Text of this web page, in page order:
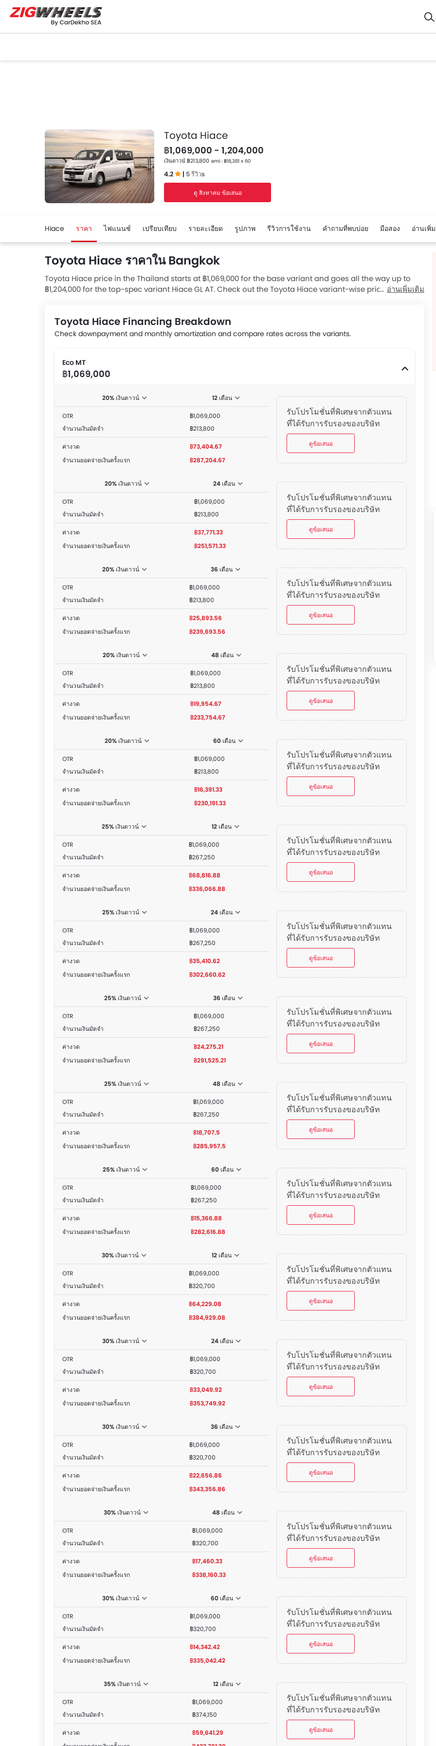
Toyota Hiace
฿1,069,000 - 1,204,000
เงินดาวน์ ฿213,800 emi : ฿18,381 x 60
4.2 | 5 รีวิวs
ดู สิงหาคม ข้อเสนอ
Hiace ราคา ไฟแนนซ์ เปรียบเทียบ รายละเอียด รูปภาพ รีวิวการใช้งาน คำถามที่พบบ่อย มือสอง อ่านเพิ่
Toyota Hiace ราคาใน Bangkok
Toyota Hiace price in the Thailand starts at ฿1,069,000 for the base variant and goes all the way up to
฿1,204,000 for the top-spec variant Hiace GL AT. Check out the Toyota Hiace variant-wise price list and
อ่านเพิ่มเติม
Toyota Hiace Financing Breakdown
Check downpayment and monthly amortization and compare rates across the variants.
Eco MT
฿1,069,000
20% เงินดาวน์ 12 เดือน
OTR
฿1,069,000
จำนวนเงินมัดจำ
฿213,800
ค่างวด
฿73,404.67
จำนวนยอดจ่ายเงินครั้งแรก
฿287,204.67
รับโปรโมชั่นที่พิเศษจากตัวแทน
ที่ได้รับการรับรองของบริษัท
ดูข้อเสนอ
20% เงินดาวน์ 24 เดือน
OTR
฿1,069,000
จำนวนเงินมัดจำ
฿213,800
ค่างวด
฿37,771.33
จำนวนยอดจ่ายเงินครั้งแรก
฿251,571.33
รับโปรโมชั่นที่พิเศษจากตัวแทน
ที่ได้รับการรับรองของบริษัท
ดูข้อเสนอ
20% เงินดาวน์ 36 เดือน
OTR
฿1,069,000
จำนวนเงินมัดจำ
฿213,800
ค่างวด
฿25,893.56
จำนวนยอดจ่ายเงินครั้งแรก
฿239,693.56
รับโปรโมชั่นที่พิเศษจากตัวแทน
ที่ได้รับการรับรองของบริษัท
ดูข้อเสนอ
20% เงินดาวน์ 48 เดือน
OTR
฿1,069,000
จำนวนเงินมัดจำ
฿213,800
ค่างวด
฿19,954.67
จำนวนยอดจ่ายเงินครั้งแรก
฿233,754.67
รับโปรโมชั่นที่พิเศษจากตัวแทน
ที่ได้รับการรับรองของบริษัท
ดูข้อเสนอ
20% เงินดาวน์ 60 เดือน
OTR
฿1,069,000
จำนวนเงินมัดจำ
฿213,800
ค่างวด
฿16,391.33
จำนวนยอดจ่ายเงินครั้งแรก
฿230,191.33
รับโปรโมชั่นที่พิเศษจากตัวแทน
ที่ได้รับการรับรองของบริษัท
ดูข้อเสนอ
25% เงินดาวน์ 12 เดือน
OTR
฿1,069,000
จำนวนเงินมัดจำ
฿267,250
ค่างวด
฿68,816.88
จำนวนยอดจ่ายเงินครั้งแรก
฿336,066.88
รับโปรโมชั่นที่พิเศษจากตัวแทน
ที่ได้รับการรับรองของบริษัท
ดูข้อเสนอ
25% เงินดาวน์ 24 เดือน
OTR
฿1,069,000
จำนวนเงินมัดจำ
฿267,250
ค่างวด
฿35,410.62
จำนวนยอดจ่ายเงินครั้งแรก
฿302,660.62
รับโปรโมชั่นที่พิเศษจากตัวแทน
ที่ได้รับการรับรองของบริษัท
ดูข้อเสนอ
25% เงินดาวน์ 36 เดือน
OTR
฿1,069,000
จำนวนเงินมัดจำ
฿267,250
ค่างวด
฿24,275.21
จำนวนยอดจ่ายเงินครั้งแรก
฿291,525.21
รับโปรโมชั่นที่พิเศษจากตัวแทน
ที่ได้รับการรับรองของบริษัท
ดูข้อเสนอ
25% เงินดาวน์ 48 เดือน
OTR
฿1,069,000
จำนวนเงินมัดจำ
฿267,250
ค่างวด
฿18,707.5
จำนวนยอดจ่ายเงินครั้งแรก
฿285,957.5
รับโปรโมชั่นที่พิเศษจากตัวแทน
ที่ได้รับการรับรองของบริษัท
ดูข้อเสนอ
25% เงินดาวน์ 60 เดือน
OTR
฿1,069,000
จำนวนเงินมัดจำ
฿267,250
ค่างวด
฿15,366.88
จำนวนยอดจ่ายเงินครั้งแรก
฿282,616.88
รับโปรโมชั่นที่พิเศษจากตัวแทน
ที่ได้รับการรับรองของบริษัท
ดูข้อเสนอ
30% เงินดาวน์ 12 เดือน
OTR
฿1,069,000
จำนวนเงินมัดจำ
฿320,700
ค่างวด
฿64,229.08
จำนวนยอดจ่ายเงินครั้งแรก
฿384,929.08
รับโปรโมชั่นที่พิเศษจากตัวแทน
ที่ได้รับการรับรองของบริษัท
ดูข้อเสนอ
30% เงินดาวน์ 24 เดือน
OTR
฿1,069,000
จำนวนเงินมัดจำ
฿320,700
ค่างวด
฿33,049.92
จำนวนยอดจ่ายเงินครั้งแรก
฿353,749.92
รับโปรโมชั่นที่พิเศษจากตัวแทน
ที่ได้รับการรับรองของบริษัท
ดูข้อเสนอ
30% เงินดาวน์ 36 เดือน
OTR
฿1,069,000
จำนวนเงินมัดจำ
฿320,700
ค่างวด
฿22,656.86
จำนวนยอดจ่ายเงินครั้งแรก
฿343,356.86
รับโปรโมชั่นที่พิเศษจากตัวแทน
ที่ได้รับการรับรองของบริษัท
ดูข้อเสนอ
30% เงินดาวน์ 48 เดือน
OTR
฿1,069,000
จำนวนเงินมัดจำ
฿320,700
ค่างวด
฿17,460.33
จำนวนยอดจ่ายเงินครั้งแรก
฿338,160.33
รับโปรโมชั่นที่พิเศษจากตัวแทน
ที่ได้รับการรับรองของบริษัท
ดูข้อเสนอ
30% เงินดาวน์ 60 เดือน
OTR
฿1,069,000
จำนวนเงินมัดจำ
฿320,700
ค่างวด
฿14,342.42
จำนวนยอดจ่ายเงินครั้งแรก
฿335,042.42
รับโปรโมชั่นที่พิเศษจากตัวแทน
ที่ได้รับการรับรองของบริษัท
ดูข้อเสนอ
35% เงินดาวน์ 12 เดือน
OTR
฿1,069,000
จำนวนเงินมัดจำ
฿374,150
ค่างวด
฿59,641.29
รับโปรโมชั่นที่พิเศษจากตัวแทน
ที่ได้รับการรับรองของบริษัท
ดูข้อเสนอ